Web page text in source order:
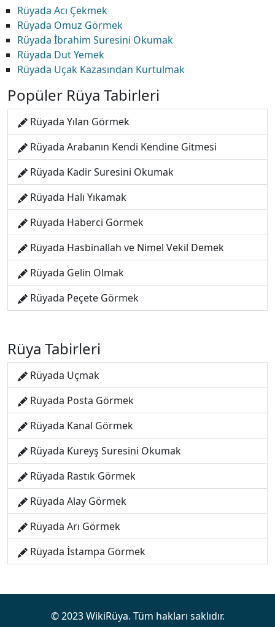
Rüyada Acı Çekmek
Rüyada Omuz Görmek
Rüyada İbrahim Suresini Okumak
Rüyada Dut Yemek
Rüyada Uçak Kazasından Kurtulmak
Popüler Rüya Tabirleri
Rüyada Yılan Görmek
Rüyada Arabanın Kendi Kendine Gitmesi
Rüyada Kadir Suresini Okumak
Rüyada Halı Yıkamak
Rüyada Haberci Görmek
Rüyada Hasbinallah ve Nimel Vekil Demek
Rüyada Gelin Olmak
Rüyada Peçete Görmek
Rüya Tabirleri
Rüyada Uçmak
Rüyada Posta Görmek
Rüyada Kanal Görmek
Rüyada Kureyş Suresini Okumak
Rüyada Rastık Görmek
Rüyada Alay Görmek
Rüyada Arı Görmek
Rüyada İstampa Görmek
© 2023 WikiRüya. Tüm hakları saklıdır.